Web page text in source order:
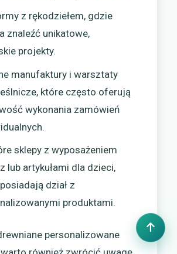
z rękodziełem, gdzie
znaleźć unikatowe,
projekty.
manufaktury i warsztaty
które często oferują
wykonania zamówień
sklepy z wyposażeniem
lub artykułami dla dzieci,
dział z
produktami.
personalizowane